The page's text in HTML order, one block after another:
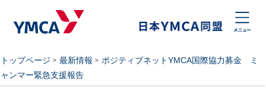
トップページ 最新情報
ポジティブネットYMCA国際協力募金 ミ
ャンマー緊急支援報告